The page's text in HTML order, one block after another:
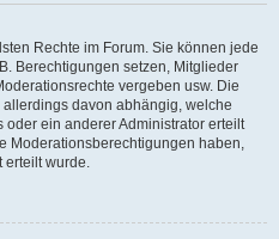
Rechte im Forum. Sie können jede
Berechtigungen setzen, Mitglieder
vergeben usw. Die
davon abhängig, welche
oder ein anderer Administrator erteilt
Moderationsberechtigungen haben,
erteilt wurde.